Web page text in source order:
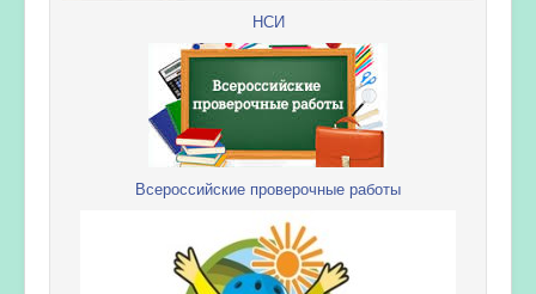
НСИ
Всероссийские проверочные работы